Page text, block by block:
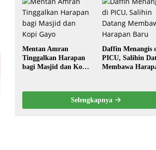
Mentan Amran
Tinggalkan Harapan
bagi Masjid dan Kopi
Daffin Menangis
PICU, Salihin
Membawa
Selengkapnya